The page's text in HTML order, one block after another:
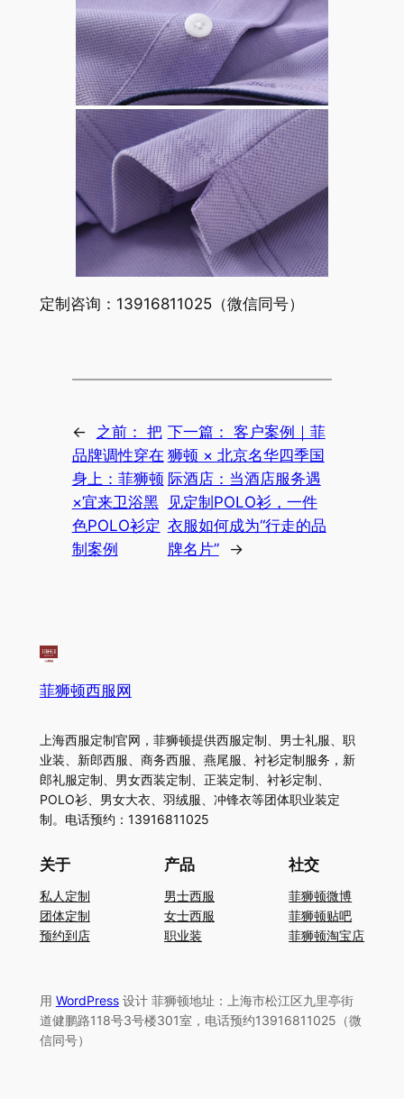
定制咨询：13916811025（微信同号）
← 之前： 把
品牌调性穿在
身上：菲狮顿
×宜来卫浴黑
色POLO衫定
制案例
下一篇： 客户案例｜菲
狮顿 × 北京名华四季国
际酒店：当酒店服务遇
见定制POLO衫，一件
衣服如何成为“行走的品
牌名片”
→
菲狮顿西服网
上海西服定制官网，菲狮顿提供西服定制、男士礼服、职
业装、新郎西服、商务西服、燕尾服、衬衫定制服务，新
郎礼服定制、男女西装定制、正装定制、衬衫定制、
POLO衫、男女大衣、羽绒服、冲锋衣等团体职业装定
制。电话预约：13916811025
关于
私人定制
团体定制
预约到店
产品
男士西服
女士西服
职业装
社交
菲狮顿微博
菲狮顿贴吧
菲狮顿淘宝店
用 WordPress设计 菲狮顿地址：上海市松江区九里亭街
道健鹏路118号3号楼301室，电话预约13916811025（微
信同号）